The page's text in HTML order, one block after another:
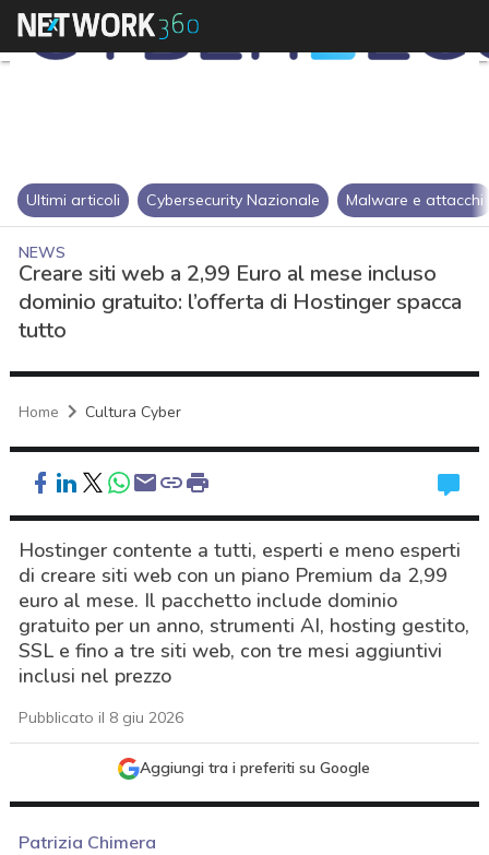
Ultimi articoli Cybersecurity Nazionale Malware e attacchi
NEWS
Creare siti web a 2,99 Euro al mese incluso
dominio gratuito: l’offerta di Hostinger spacca
tutto
Home Cultura Cyber
Hostinger contente a tutti, esperti e meno esperti
di creare siti web con un piano Premium da 2,99
euro al mese. Il pacchetto include dominio
gratuito per un anno, strumenti AI, hosting gestito,
SSL e fino a tre siti web, con tre mesi aggiuntivi
inclusi nel prezzo
Pubblicato il 8 giu 2026
Aggiungi tra i preferiti su Google
Patrizia Chimera